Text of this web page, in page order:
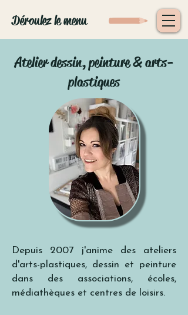
Déroulez le menu
Atelier dessin, peinture & arts-
plastiques
Depuis 2007 j'anime des ateliers
d'arts-plastiques, dessin et peinture
dans des associations, écoles,
médiathèques et centres de loisirs.